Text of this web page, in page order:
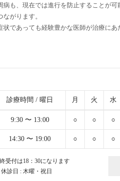
も、現在では進行を防止することが
がります。
であっても経験豊かな医師が治療にあ
診療時間 / 曜日 月 火 水
9:30 〜 13:00 ○ ○ ○
14:30 〜 19:00 ○ ○ ○
受付は18：30になります
診日 : 木曜・祝日